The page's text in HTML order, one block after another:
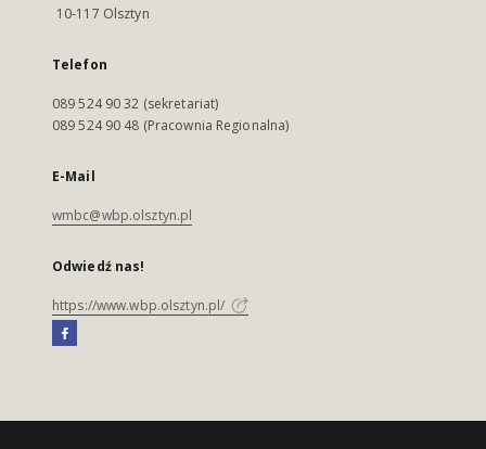
10-117 Olsztyn
Telefon
089 524 90 32 (sekretariat)
089 524 90 48 (Pracownia Regionalna)
E-Mail
wmbc@wbp.olsztyn.pl
Odwiedź nas!
https://www.wbp.olsztyn.pl/